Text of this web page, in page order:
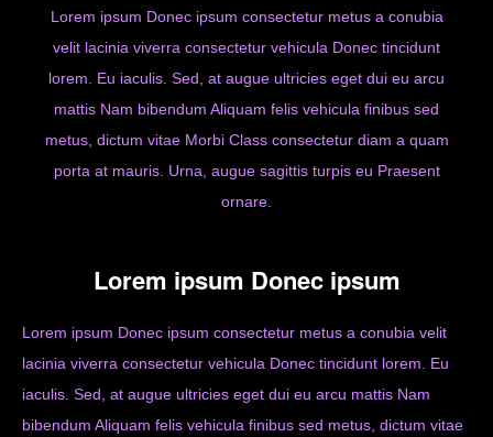
Lorem ipsum Donec ipsum consectetur metus a conubia
velit lacinia viverra consectetur vehicula Donec tincidunt
lorem. Eu iaculis. Sed, at augue ultricies eget dui eu arcu
mattis Nam bibendum Aliquam felis vehicula finibus sed
metus, dictum vitae Morbi Class consectetur diam a quam
porta at mauris. Urna, augue sagittis turpis eu Praesent
ornare.
Lorem ipsum Donec ipsum
Lorem ipsum Donec ipsum consectetur metus a conubia velit
lacinia viverra consectetur vehicula Donec tincidunt lorem. Eu
iaculis. Sed, at augue ultricies eget dui eu arcu mattis Nam
bibendum Aliquam felis vehicula finibus sed metus, dictum vitae